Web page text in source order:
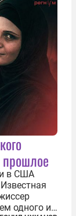
прошлое
в США
одного из